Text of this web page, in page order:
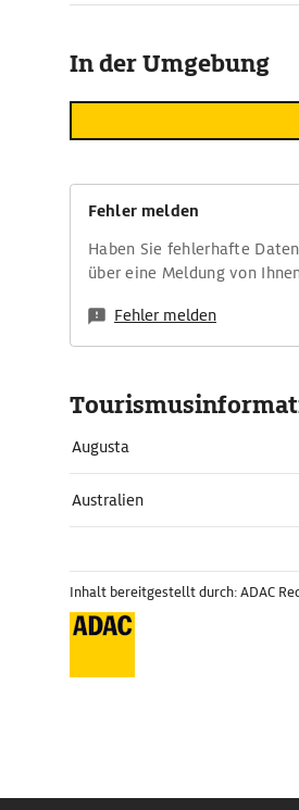
In der Umgebung
Fehler melden
Haben Sie fehlerhafte
über eine Meldung von
Fehler melden
Augusta
Australien
Inhalt bereitgestellt durch: ADAC